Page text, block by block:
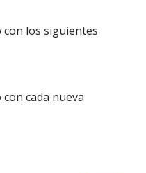
los siguientes
cada nueva